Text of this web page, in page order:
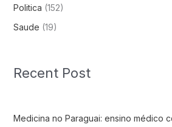
Politica (152)
Saude (19)
Recent Post
Medicina no Paraguai: ensino médico